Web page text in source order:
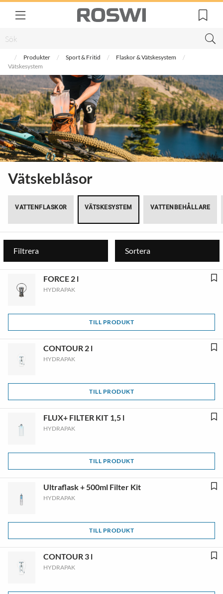
Produkter Sport & Fritid
Flaskor & Vätskesystem
Vätskesystem
Vätskeblåsor
VATTENFLASKOR VÄTSKESYSTEM VATTENBEHÅLLARE
Filtrera Sortera
FORCE 2 l
HYDRAPAK
TILL PRODUKT
CONTOUR 2 l
HYDRAPAK
TILL PRODUKT
FLUX+ FILTER KIT 1,5 l
HYDRAPAK
TILL PRODUKT
Ultraflask + 500ml Filter Kit
HYDRAPAK
TILL PRODUKT
CONTOUR 3 l
HYDRAPAK